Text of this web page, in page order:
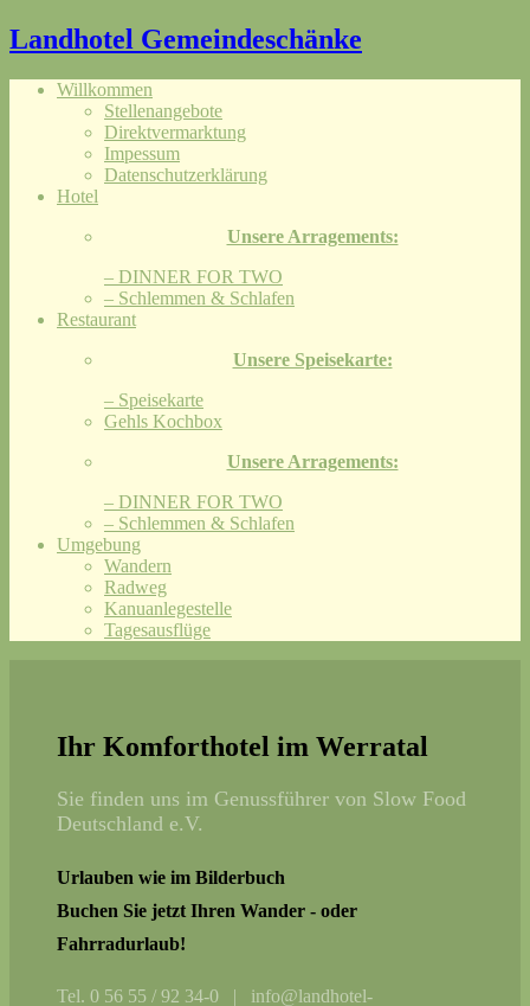
Landhotel Gemeindeschänke
Willkommen
Stellenangebote
Direktvermarktung
Impessum
Datenschutzerklärung
Hotel
Unsere Arragements:
– DINNER FOR TWO
– Schlemmen & Schlafen
Restaurant
Unsere Speisekarte:
– Speisekarte
Gehls Kochbox
Unsere Arragements:
– DINNER FOR TWO
– Schlemmen & Schlafen
Umgebung
Wandern
Radweg
Kanuanlegestelle
Tagesausflüge
Ihr Komforthotel im Werratal
Sie finden uns im Genussführer von Slow Food
Deutschland e.V.
Urlauben wie im Bilderbuch
Buchen Sie jetzt Ihren Wander - oder
Fahrradurlaub!
Tel. 0 56 55 / 92 34-0 | info@landhotel-